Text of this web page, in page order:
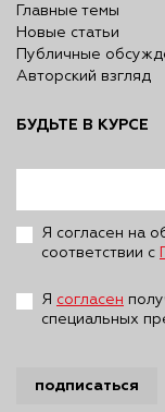
Главные темы
Новые статьи
Публичные
Авторский взгляд
БУДЬТЕ В КУРСЕ
Я согласен на
соответствии с
Я согласен
специальных
подписаться